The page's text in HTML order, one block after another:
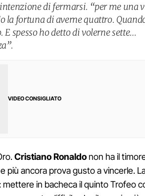
di fermarsi. “per me una
la fortuna di averne quattro.
spesso ho detto di volerne sette…
VIDEO CONSIGLIATO
Cristiano Ronaldo non ha il
più ancora prova gusto a vincerle.
mettere in bacheca il quinto Trofeo